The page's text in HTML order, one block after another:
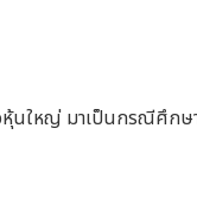
นใหญ่ มาเป็นกรณีศึกษ